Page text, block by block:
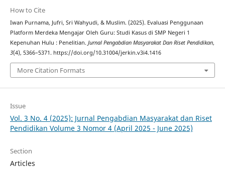
How to Cite
Iwan Purnama, Jufri, Sri Wahyudi, & Muslim. (2025). Evaluasi Penggunaan
Platform Merdeka Mengajar Oleh Guru: Studi Kasus di SMP Negeri 1
Kepenuhan Hulu : Penelitian. Jurnal Pengabdian Masyarakat Dan Riset Pendidikan,
3(4), 5366–5371. https://doi.org/10.31004/jerkin.v3i4.1416
More Citation Formats
Issue
Vol. 3 No. 4 (2025): Jurnal Pengabdian Masyarakat dan Riset
Pendidikan Volume 3 Nomor 4 (April 2025 - June 2025)
Section
Articles